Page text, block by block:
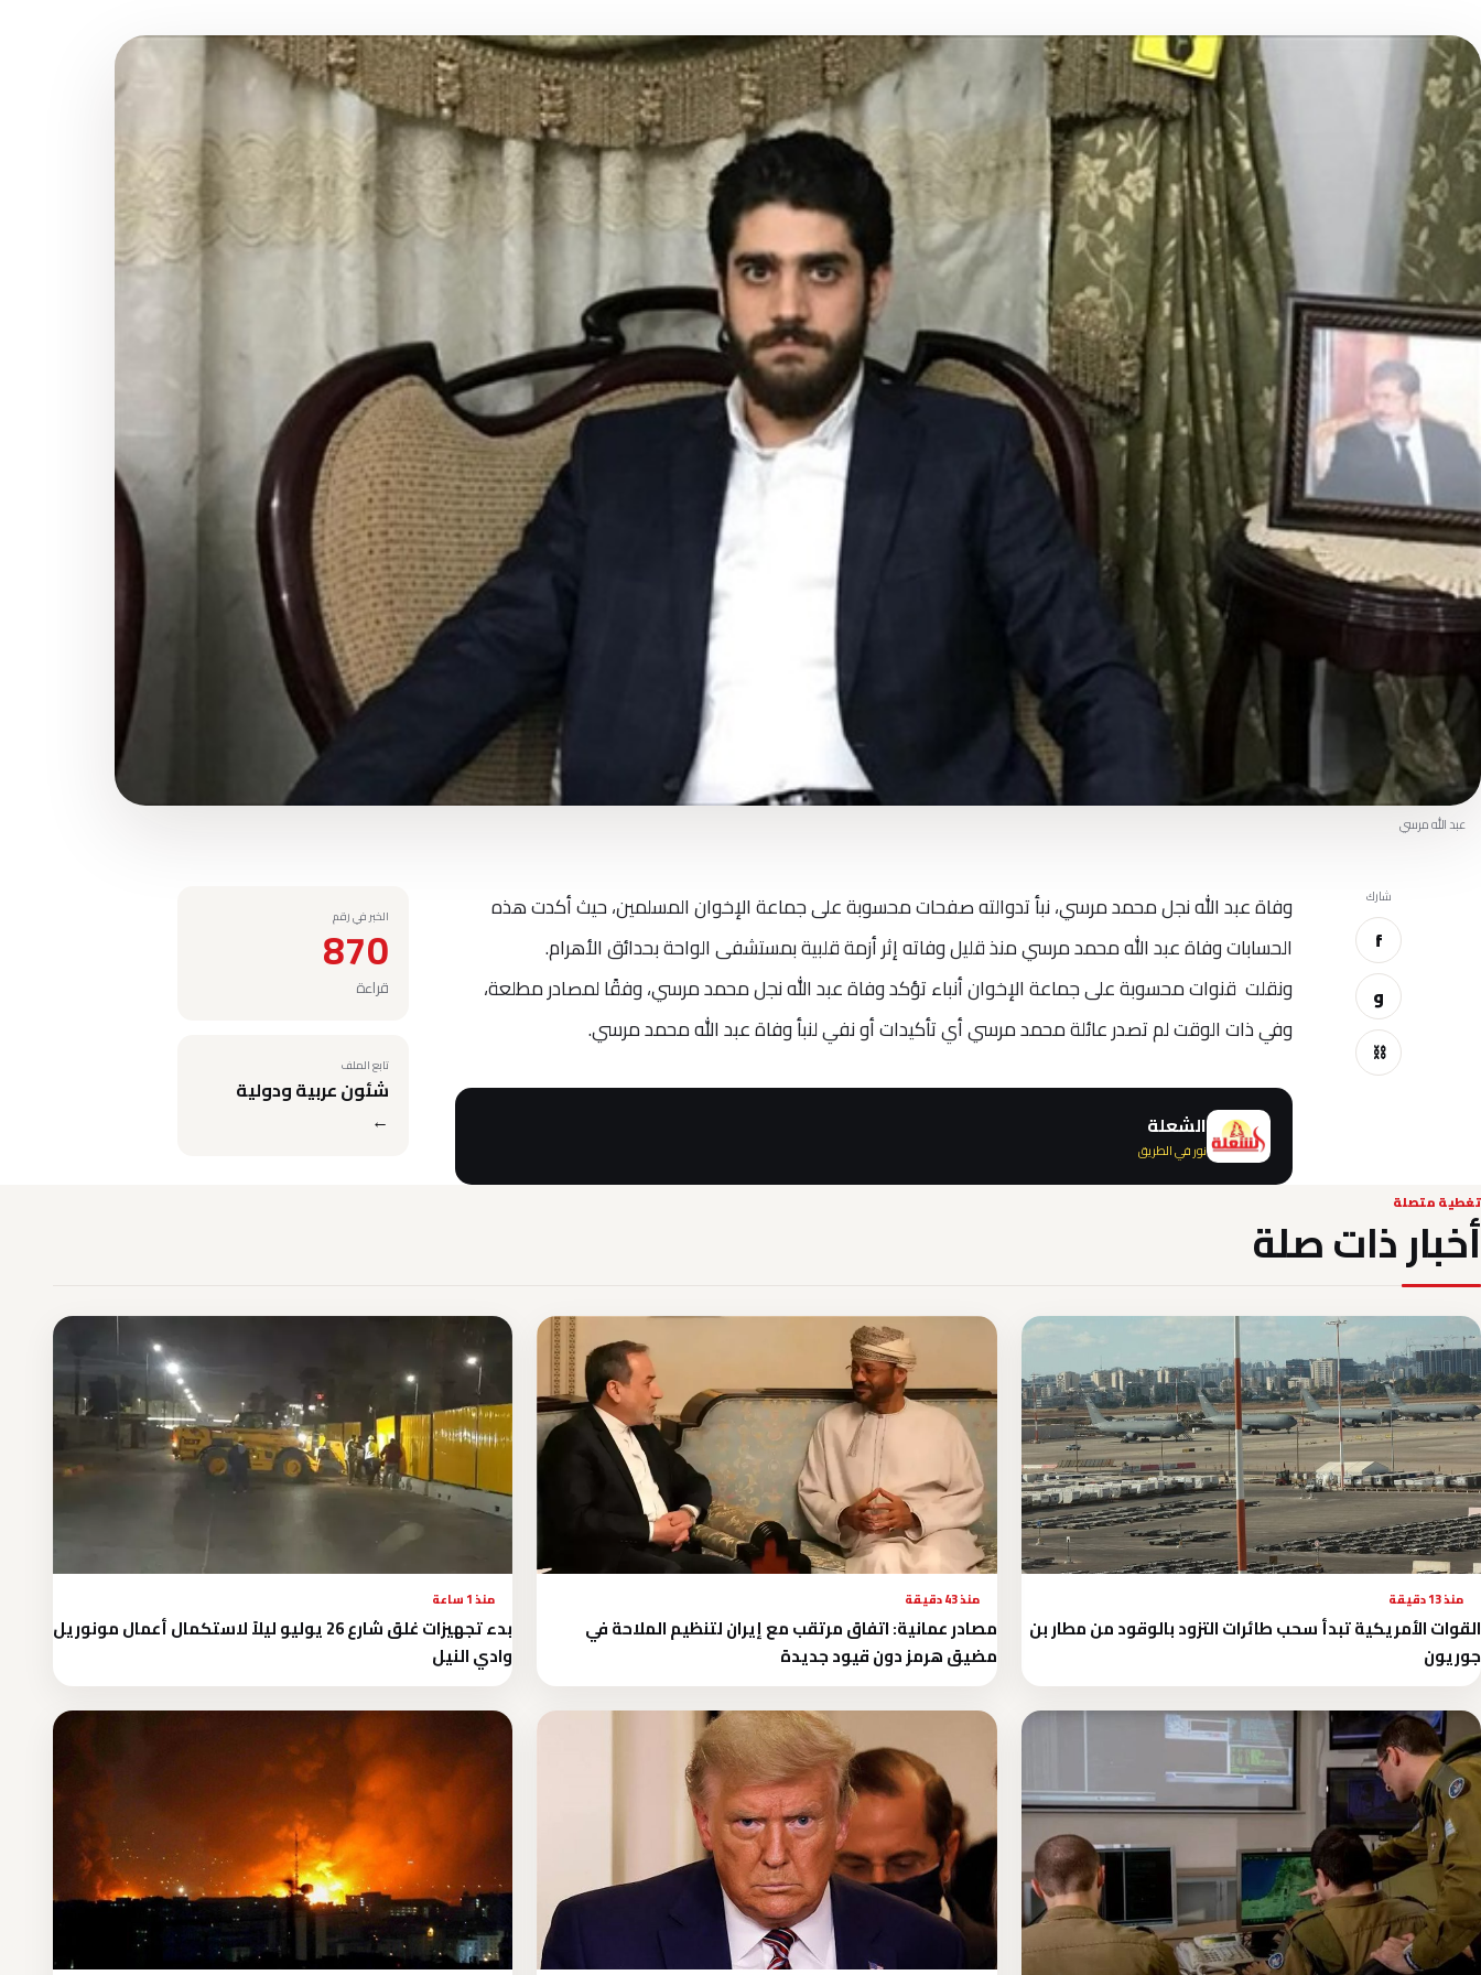
عبد الله مرسي
شارك
f
و
⛓
وفاة عبد الله نجل محمد مرسي، نبأ تدوالته صفحات محسوبة على جماعة الإخوان المسلمين، حيث أكدت هذه
الحسابات وفاة عبد الله محمد مرسي منذ قليل وفاته إثر أزمة قلبية بمستشفى الواحة بحدائق الأهرام.
ونقلت قنوات محسوبة على جماعة الإخوان أنباء تؤكد وفاة عبد الله نجل محمد مرسي، وفقًا لمصادر مطلعة،
وفي ذات الوقت لم تصدر عائلة محمد مرسي أي تأكيدات أو نفي لنبأ وفاة عبد الله محمد مرسي.
الشعلة
نور في الطريق
الخبر في رقم
870
قراءة
تابع الملف
شئون عربية ودولية
←
تغطية متصلة
أخبار ذات صلة
منذ 13 دقيقة
القوات الأمريكية تبدأ سحب طائرات التزود بالوقود من مطار بن
جوريون
منذ 43 دقيقة
مصادر عمانية: اتفاق مرتقب مع إيران لتنظيم الملاحة في
مضيق هرمز دون قيود جديدة
منذ 1 ساعة
بدء تجهيزات غلق شارع 26 يوليو ليلاً لاستكمال أعمال مونوريل
وادي النيل